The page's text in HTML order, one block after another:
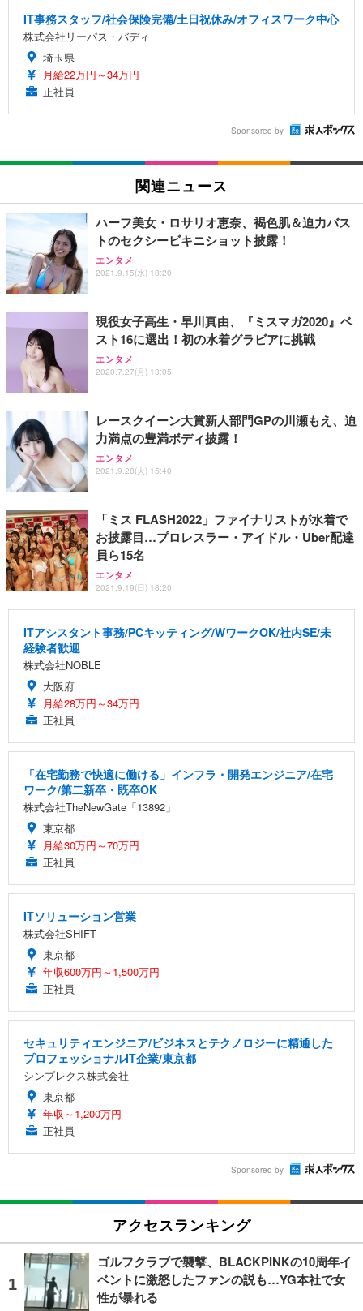
IT事務スタッフ/社会保険完備/土日祝休み/オフィスワーク中心
株式会社リーパス・バディ
埼玉県
月給22万円～34万円
正社員
Sponsored by
関連ニュース
ハーフ美女・ロサリオ恵奈、褐色肌＆迫力バス
トのセクシービキニショット披露！
エンタメ
2021.9.15(水) 18:20
現役女子高生・早川真由、『ミスマガ2020』ベ
スト16に選出！初の水着グラビアに挑戦
エンタメ
2020.7.27(月) 13:05
レースクイーン大賞新人部門GPの川瀬もえ、迫
力満点の豊満ボディ披露！
エンタメ
2021.9.28(火) 15:40
「ミス FLASH2022」ファイナリストが水着で
お披露目…プロレスラー・アイドル・Uber配達
員ら15名
エンタメ
2021.9.19(日) 18:20
ITアシスタント事務/PCキッティング/WワークOK/社内SE/未
経験者歓迎
株式会社NOBLE
大阪府
月給28万円～34万円
正社員
「在宅勤務で快適に働ける」インフラ・開発エンジニア/在宅
ワーク/第二新卒・既卒OK
株式会社TheNewGate「13892」
東京都
月給30万円～70万円
正社員
ITソリューション営業
株式会社SHIFT
東京都
年収600万円～1,500万円
正社員
セキュリティエンジニア/ビジネスとテクノロジーに精通した
プロフェッショナルIT企業/東京都
シンプレクス株式会社
東京都
年収～1,200万円
正社員
Sponsored by
アクセスランキング
ゴルフクラブで襲撃、BLACKPINKの10周年イ
ベントに激怒したファンの説も…YG本社で女
性が暴れる